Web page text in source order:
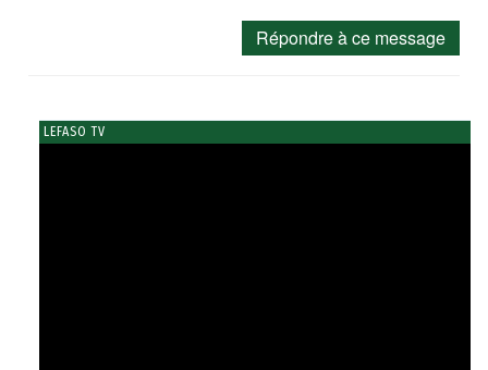
Répondre à ce message
LEFASO TV